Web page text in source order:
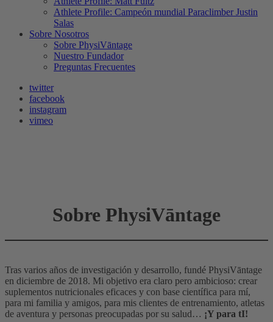
Athlete Profile: Campeón mundial Paraclimber Justin
Salas
Sobre Nosotros
Sobre PhysiVāntage
Nuestro Fundador
Preguntas Frecuentes
twitter
facebook
instagram
vimeo
Sobre PhysiVāntage
Tras varios años de investigación y desarrollo, fundé PhysiVāntage
en diciembre de 2018. Mi objetivo era claro pero ambicioso: crear
suplementos nutricionales eficaces y con base científica para mí,
para mi familia y amigos, para mis clientes de entrenamiento, atletas
de aventura y personas preocupadas por su salud… ¡Y para tI!